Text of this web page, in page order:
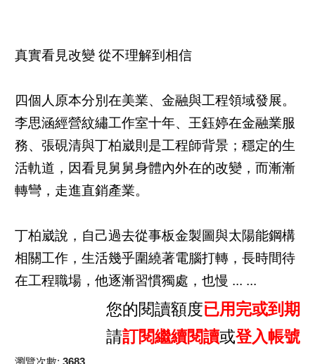
真實看見改變 從不理解到相信
四個人原本分別在美業、金融與工程領域發展。
李思涵經營紋繡工作室十年、王鈺婷在金融業服
務、張硯清與丁柏崴則是工程師背景；穩定的生
活軌道，因看見舅舅身體內外在的改變，而漸漸
轉彎，走進直銷產業。
丁柏崴說，自己過去從事板金製圖與太陽能鋼構
相關工作，生活幾乎圍繞著電腦打轉，長時間待
在工程職場，他逐漸習慣獨處，也慢 ... ...
您的閱讀額度已用完或到期
請訂閱繼續閱讀或登入帳號